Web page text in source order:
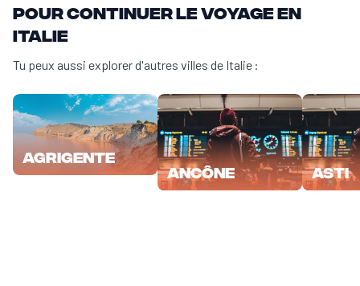
Pour continuer le voyage en
Italie
Tu peux aussi explorer d'autres villes de Italie :
Agrigente
Ancône
Asti